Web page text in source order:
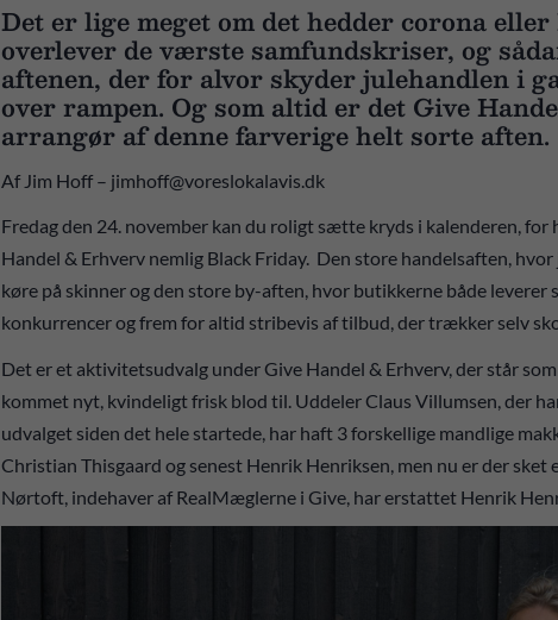
Det er lige meget om det hedder corona
overlever de værste samfundskriser, og
aftenen, der for alvor skyder julehandlen i
over rampen. Og som altid er det Give
arrangør af denne farverige helt sorte aften.
Af Jim Hoff – jimhoff@voreslokalavis.dk
Fredag den 24. november kan du roligt sætte kryds i kalenderen,
Handel & Erhverv nemlig Black Friday. Den store handelsaften,
køre på skinner og den store by-aften, hvor butikkerne både leverer
konkurrencer og frem for altid stribevis af tilbud, der trækker selv
Det er et aktivitetsudvalg under Give Handel & Erhverv, der står
kommet nyt, kvindeligt frisk blod til. Uddeler Claus Villumsen, der
udvalget siden det hele startede, har haft 3 forskellige mandlige
Christian Thisgaard og senest Henrik Henriksen, men nu er der
Nørtoft, indehaver af RealMæglerne i Give, har erstattet Henrik